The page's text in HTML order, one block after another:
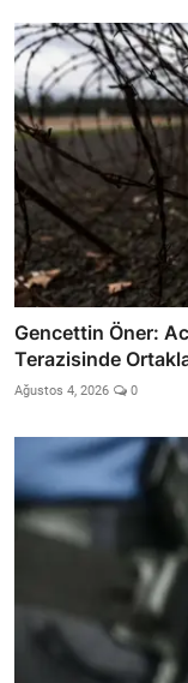
Gencettin Öner:
Terazisinde
Ağustos 4, 2026 0